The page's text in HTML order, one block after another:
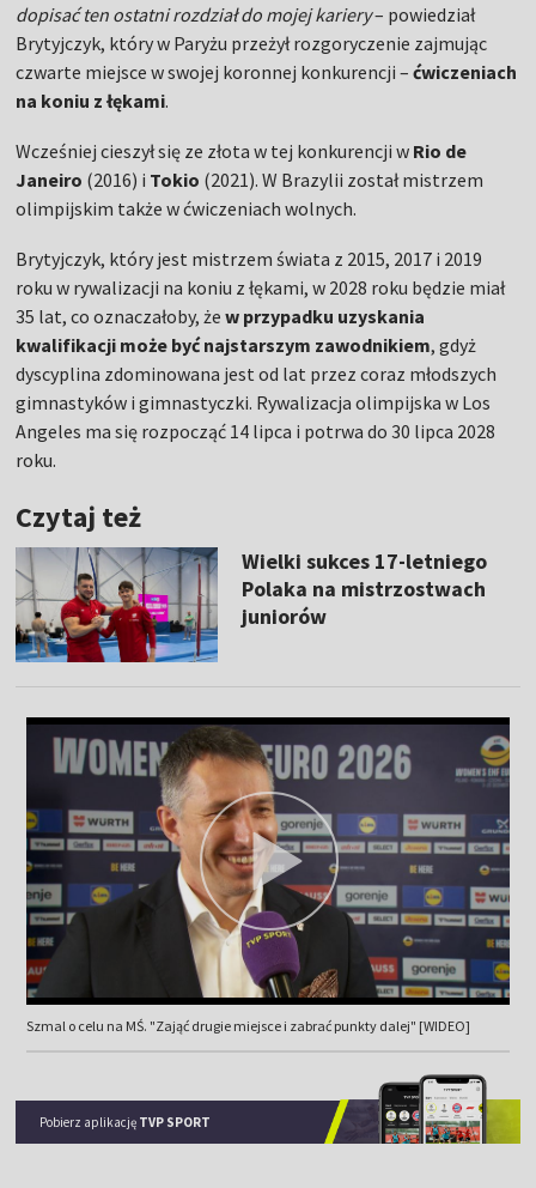
dopisać ten ostatni rozdział do mojej kariery– powiedział
Brytyjczyk, który w Paryżu przeżył rozgoryczenie zajmując
czwarte miejsce w swojej koronnej konkurencji –ćwiczeniach
na koniu z łękami.
Wcześniej cieszył się ze złota w tej konkurencji w Rio de
Janeiro (2016) i Tokio (2021). W Brazylii został mistrzem
olimpijskim także w ćwiczeniach wolnych.
Brytyjczyk, który jest mistrzem świata z 2015, 2017 i 2019
roku w rywalizacji na koniu z łękami, w 2028 roku będzie miał
35 lat, co oznaczałoby, żew przypadku uzyskania
kwalifikacji może być najstarszym zawodnikiem, gdyż
dyscyplina zdominowana jest od lat przez coraz młodszych
gimnastyków i gimnastyczki. Rywalizacja olimpijska w Los
Angeles ma się rozpocząć 14 lipca i potrwa do 30 lipca 2028
roku.
Czytaj też
Wielki sukces 17-letniego
Polaka na mistrzostwach
juniorów
Szmal o celu na MŚ. "Zająć drugie miejsce i zabrać punkty dalej" [WIDEO]
Pobierz aplikację TVP SPORT